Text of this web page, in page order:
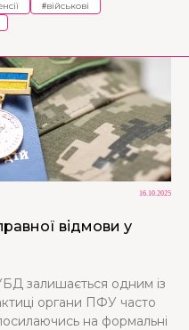
#військові
16.10.2025
відмови у
залишається одним із
органи ПФУ часто
на формальні